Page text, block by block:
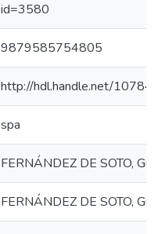
id=3580
9879585754805
http://hdl.handle.net/
spa
FERNÁNDEZ DE SOTO,
FERNÁNDEZ DE SOTO,